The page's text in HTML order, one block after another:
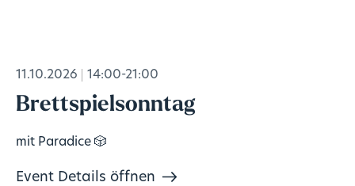
11.10.2026 14:00-21:00
Brettspielsonntag
mit Paradice 🎲
Event Details öffnen